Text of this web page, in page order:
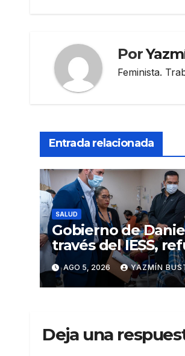
Por
Feminista.
Entrada relacionada
SALUD
Gobierno de
través del IESS,
abastecimiento
en 86
salud
AGO 5, 2026 YAZMÍN
Deja una